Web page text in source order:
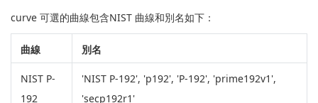
curve 可選的曲線包含NIST 曲線和別名如下：
曲線 別名
NIST P-
192
'NIST P-192', 'p192', 'P-192', 'prime192v1',
'secp192r1'